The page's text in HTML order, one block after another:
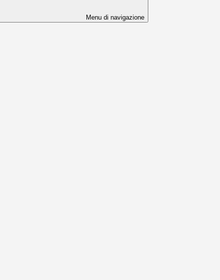
Menu di navigazione